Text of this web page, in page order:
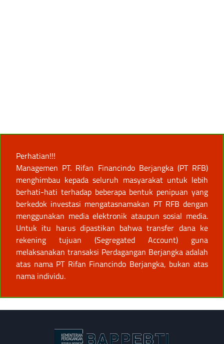
Perhatian!!!
Managemen PT. Rifan Financindo Berjangka (PT RFB)
menghimbau kepada seluruh masyarakat untuk lebih
berhati-hati terhadap beberapa bentuk penipuan yang
berkedok investasi mengatasnamakan PT RFB dengan
menggunakan media elektronik ataupun sosial media.
Untuk itu harus dipastikan bahwa transfer dana ke
rekening tujuan (Segregated Account) guna
melaksanakan transaksi Perdagangan Berjangka adalah
atas nama PT Rifan Financindo Berjangka, bukan atas
nama individu.